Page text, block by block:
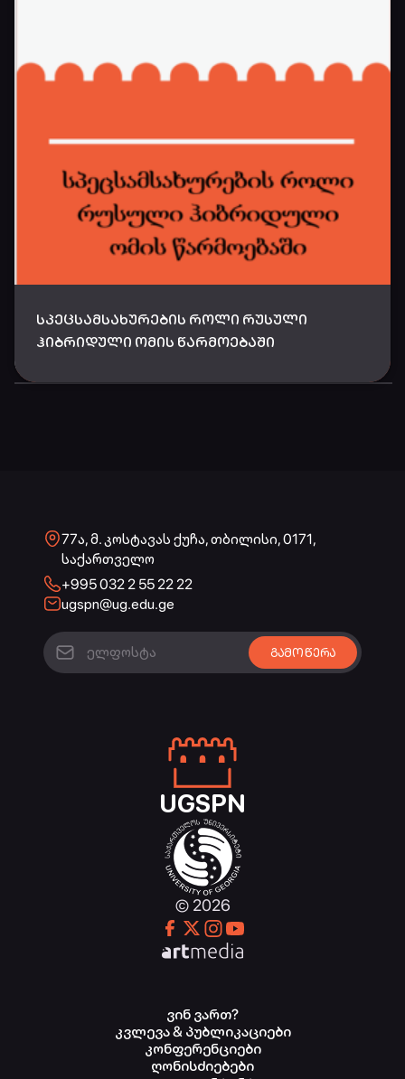
ᲡᲞᲔᲪᲡᲐᲛᲡᲐᲮᲣᲠᲔᲑᲘᲡ ᲠᲝᲚᲘ ᲠᲣᲡᲣᲚᲘ
ᲰᲘᲑᲠᲘᲓᲣᲚᲘ ᲝᲛᲘᲡ ᲬᲐᲠᲛᲝᲔᲑᲐᲨᲘ
77ა, მ. კოსტავას ქუჩა, თბილისი, 0171,
საქართველო
+995 032 2 55 22 22
ugspn@ug.edu.ge
UGSPN
© 2026
ვინ ვართ?
კვლევა & პუბლიკაციები
კონფერენციები
ღონისძიებები